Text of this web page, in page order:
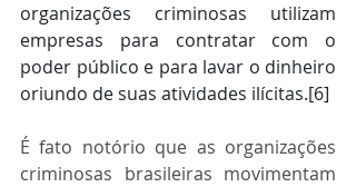
organizações criminosas utilizam
empresas para contratar com o
poder público e para lavar o dinheiro
oriundo de suas atividades ilícitas.[6]
É fato notório que as organizações
criminosas brasileiras movimentam